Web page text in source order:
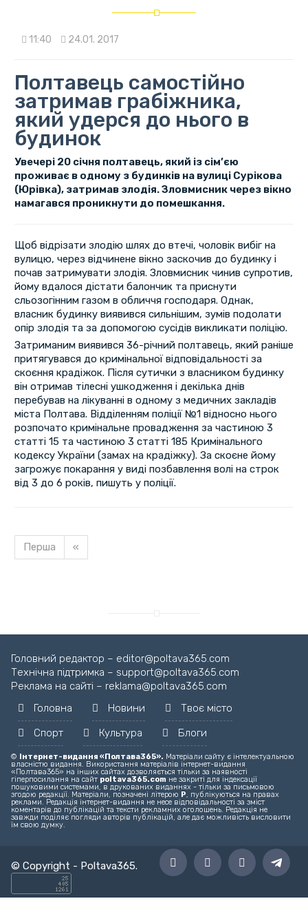
11:40 24.01. 2017
Полтавець самостійно
затримав грабіжника,
який удерся до нього в
будинок
Увечері 20 січня полтавець, який із сім’єю
проживає в одному з будинків на вулиці Сурікова
(Юрівка), затримав злодія. Зловмисник через вікно
намагався проникнути до помешкання.
Щоб відрізати злодію шлях до втечі, чоловік вибіг на
вулицю, через відчинене вікно заскочив до будинку і
почав затримувати злодія. Зловмисник чинив супротив,
йому вдалося дістати балончик та приснути
сльозогінним газом в обличчя господаря. Однак,
власник будинку виявився сильнішим, зумів подолати
опір злодія та за допомогою сусідів викликати поліцію.
Затриманим виявився 36-річний полтавець, який раніше
притягувався до кримінальної відповідальності за
скоєння крадіжок. Після сутички з власником будинку
він отримав тілесні ушкодження і декілька днів
перебував на лікуванні в одному з медичних закладів
міста Полтава. Відділенням поліції №1 відносно нього
розпочато кримінальне провадження за частиною 3
статті 15 та частиною 3 статті 185 Кримінального
кодексу України (замах на крадіжку). За скоєне йому
загрожує покарання у виді позбавлення волі на строк
від 3 до 6 років, пишуть у поліції.
Перша «
Головний редактор – editor@poltava365.com
Технічна підтримка – support@poltava365.com
Реклама на сайті – reklama@poltava365.com
Головна
Новини
Твоє місто
Спорт
Культура Блоги
© Інтернет-видання «Полтава365». Матеріали сайту є інтелектуальною
власністю видання. Використання матеріалів інтернет-видання
«Полтава365» на інших сайтах дозволяється тільки за наявності
гіперпосилання на сайт poltava365.com не закриті для індексації
пошуковими системами, в друкованих виданнях - тільки за письмовою
згодою редакції. Матеріали, позначені літерою Р, публікуються на правах
реклами. Редакція інтернет-видання не несе відповідальності за зміст
коментарів до публікацій та тексти рекламних оголошень. Редакція не
завжди поділяє погляди авторів публікацій, але дає можливість висловити
їм свою думку.
© Copyright - Poltava365.